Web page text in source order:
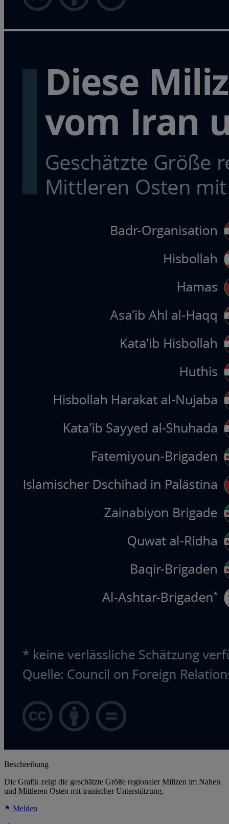
Beschreibung
Die Grafik zeigt die geschätzte Größe regionaler Milizen im Nahen
und Mittleren Osten mit iranischer Unterstützung.
Melden